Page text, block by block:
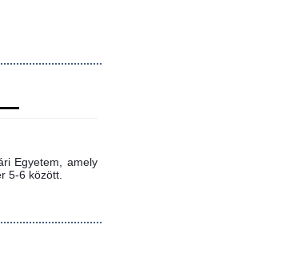
Egyetem, amely
5-6 között.